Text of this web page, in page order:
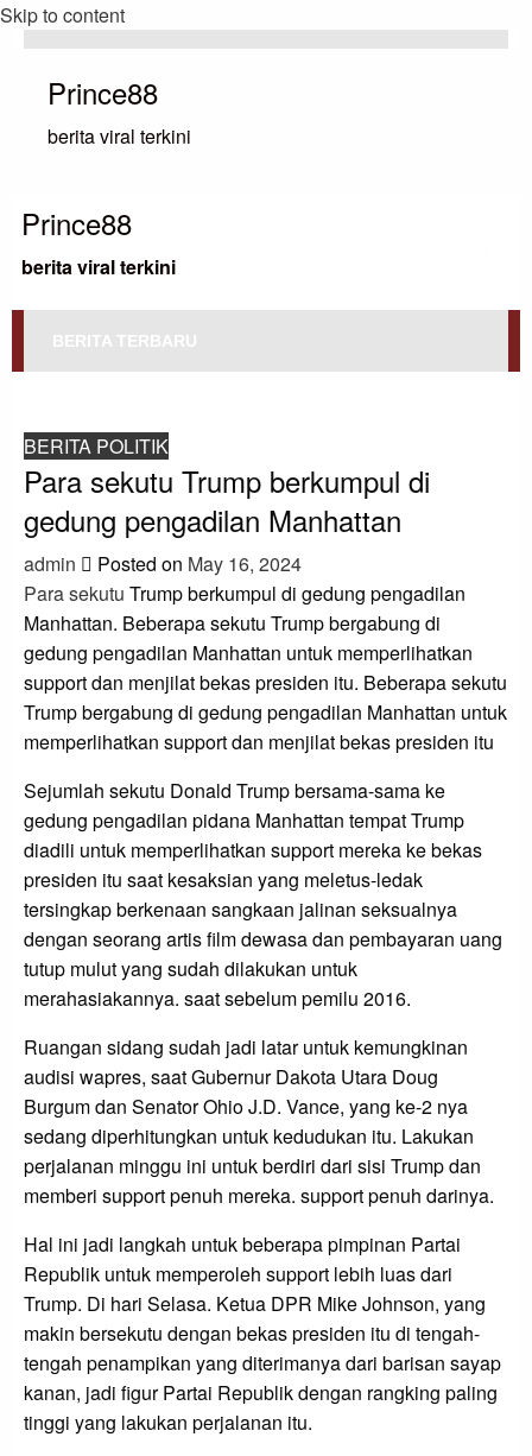
Skip to content
Prince88
berita viral terkini
Prince88
berita viral terkini
BERITA TERBARU
BERITA POLITIK
Para sekutu Trump berkumpul di
gedung pengadilan Manhattan
admin Posted on May 16, 2024
Para sekutu Trump berkumpul di gedung pengadilan
Manhattan. Beberapa sekutu Trump bergabung di
gedung pengadilan Manhattan untuk memperlihatkan
support dan menjilat bekas presiden itu. Beberapa sekutu
Trump bergabung di gedung pengadilan Manhattan untuk
memperlihatkan support dan menjilat bekas presiden itu
Sejumlah sekutu Donald Trump bersama-sama ke
gedung pengadilan pidana Manhattan tempat Trump
diadili untuk memperlihatkan support mereka ke bekas
presiden itu saat kesaksian yang meletus-ledak
tersingkap berkenaan sangkaan jalinan seksualnya
dengan seorang artis film dewasa dan pembayaran uang
tutup mulut yang sudah dilakukan untuk
merahasiakannya. saat sebelum pemilu 2016.
Ruangan sidang sudah jadi latar untuk kemungkinan
audisi wapres, saat Gubernur Dakota Utara Doug
Burgum dan Senator Ohio J.D. Vance, yang ke-2 nya
sedang diperhitungkan untuk kedudukan itu. Lakukan
perjalanan minggu ini untuk berdiri dari sisi Trump dan
memberi support penuh mereka. support penuh darinya.
Hal ini jadi langkah untuk beberapa pimpinan Partai
Republik untuk memperoleh support lebih luas dari
Trump. Di hari Selasa. Ketua DPR Mike Johnson, yang
makin bersekutu dengan bekas presiden itu di tengah-
tengah penampikan yang diterimanya dari barisan sayap
kanan, jadi figur Partai Republik dengan rangking paling
tinggi yang lakukan perjalanan itu.